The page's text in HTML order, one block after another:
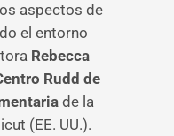
aspectos de
el entorno
Rebecca
Rudd de
de la
(EE. UU.).